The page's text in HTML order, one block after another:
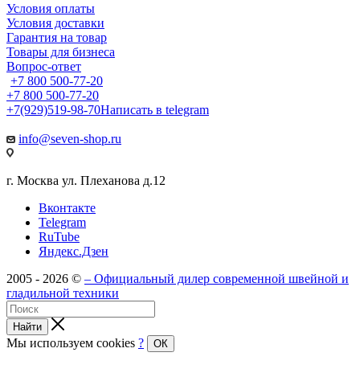
Условия оплаты
Условия доставки
Гарантия на товар
Товары для бизнеса
Вопрос-ответ
+7 800 500-77-20
+7 800 500-77-20
+7(929)519-98-70Написать в telegram
info@seven-shop.ru
г. Москва ул. Плеханова д.12
Вконтакте
Telegram
RuTube
Яндекс.Дзен
2005 - 2026 © – Официальный дилер современной швейной и
гладильной техники
Найти
Мы используем cookies ? ОК